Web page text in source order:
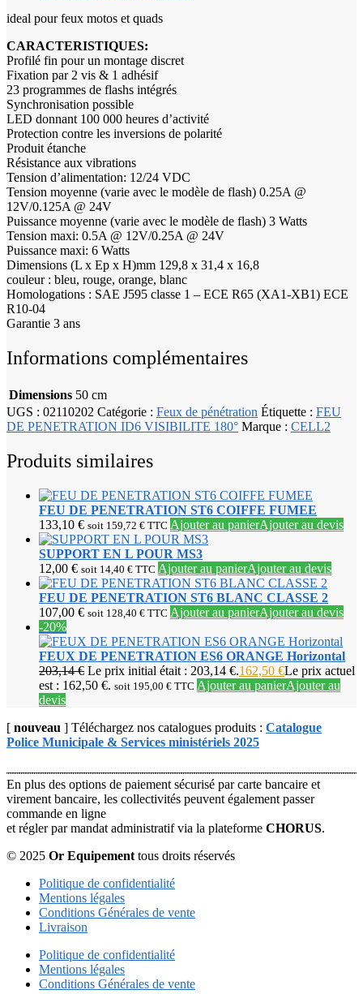
ideal pour feux motos et quads
CARACTERISTIQUES:
Profilé fin pour un montage discret
Fixation par 2 vis & 1 adhésif
23 programmes de flashs intégrés
Synchronisation possible
LED donnant 100 000 heures d’activité
Protection contre les inversions de polarité
Produit étanche
Résistance aux vibrations
Tension d’alimentation: 12/24 VDC
Tension moyenne (varie avec le modèle de flash) 0.25A @
12V/0.125A @ 24V
Puissance moyenne (varie avec le modèle de flash) 3 Watts
Tension maxi: 0.5A @ 12V/0.25A @ 24V
Puissance maxi: 6 Watts
Dimensions (L x Ep x H)mm 129,8 x 31,4 x 16,8
couleur : bleu, rouge, orange, blanc
Homologations : SAE J595 classe 1 – ECE R65 (XA1-XB1) ECE
R10-04
Garantie 3 ans
Informations complémentaires
Dimensions 50 cm
UGS : 02110202 Catégorie : Feux de pénétration Étiquette : FEU
DE PENETRATION ID6 VISIBILITE 180° Marque : CELL2
Produits similaires
FEU DE PENETRATION ST6 COIFFE FUMEE
133,10 € soit 159,72 € TTC Ajouter au panierAjouter au devis
SUPPORT EN L POUR MS3
12,00 € soit 14,40 € TTC Ajouter au panierAjouter au devis
FEU DE PENETRATION ST6 BLANC CLASSE 2
107,00 € soit 128,40 € TTC Ajouter au panierAjouter au devis
-20%
FEUX DE PENETRATION ES6 ORANGE Horizontal
203,14€ Le prix initial était : 203,14 €.162,50 €Le prix actuel
est : 162,50 €. soit 195,00 € TTC Ajouter au panierAjouter au
devis
[ nouveau ] Téléchargez nos catalogues produits : Catalogue
Police Municipale & Services ministériels 2025
En plus des options de paiement sécurisé par carte bancaire et
virement bancaire, les collectivités peuvent également passer
commande en ligne
et régler par mandat administratif via la plateforme CHORUS.
© 2025 Or Equipement tous droits réservés
Politique de confidentialité
Mentions légales
Conditions Générales de vente
Livraison
Politique de confidentialité
Mentions légales
Conditions Générales de vente